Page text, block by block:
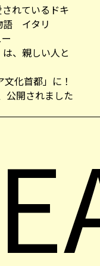
されているドキ
語 イタリ
、親しい人と
化首都」に！
公開されました